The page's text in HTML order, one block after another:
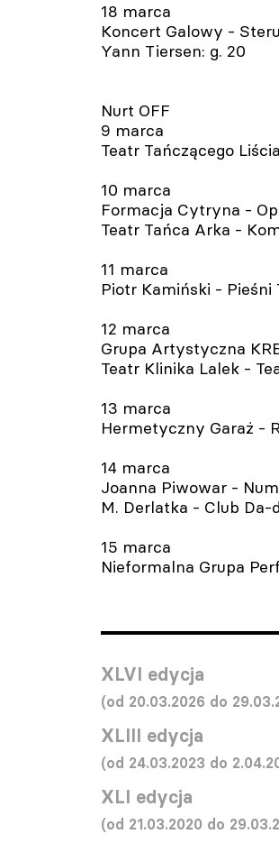
18 marca
Koncert Galowy -
Yann Tiersen: g. 20
Nurt OFF
9 marca
Teatr Tańczącego
10 marca
Formacja Cytryna -
Teatr Tańca Arka -
11 marca
Piotr Kamiński - Pieśni
12 marca
Grupa Artystyczna
Teatr Klinika Lalek -
13 marca
Hermetyczny Garaż -
14 marca
Joanna Piwowar -
M. Derlatka - Club Da-
15 marca
Nieformalna Grupa
XLVI edycja
(od 20.03.2026 do
XLIII edycja
(od 24.03.2023 do
XLI edycja
(od 21.03.2020 do